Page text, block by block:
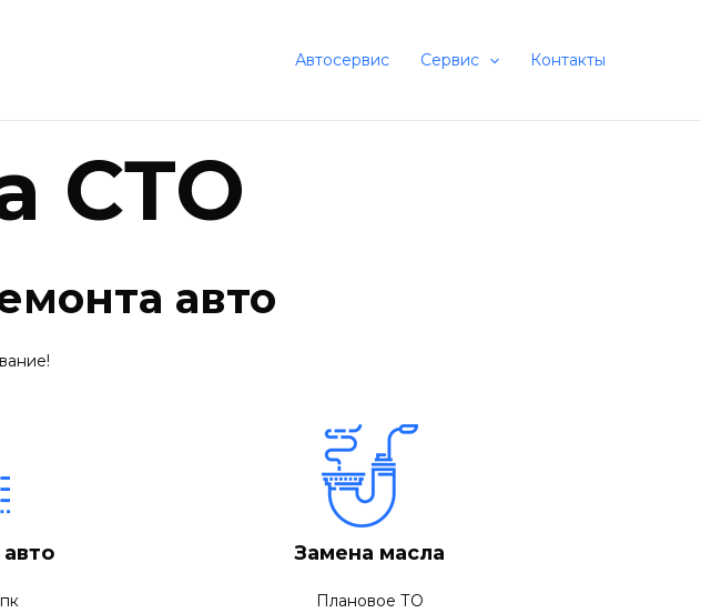
Автосервис Сервис Контакты
СТО
авто
Замена масла
Плановое ТО